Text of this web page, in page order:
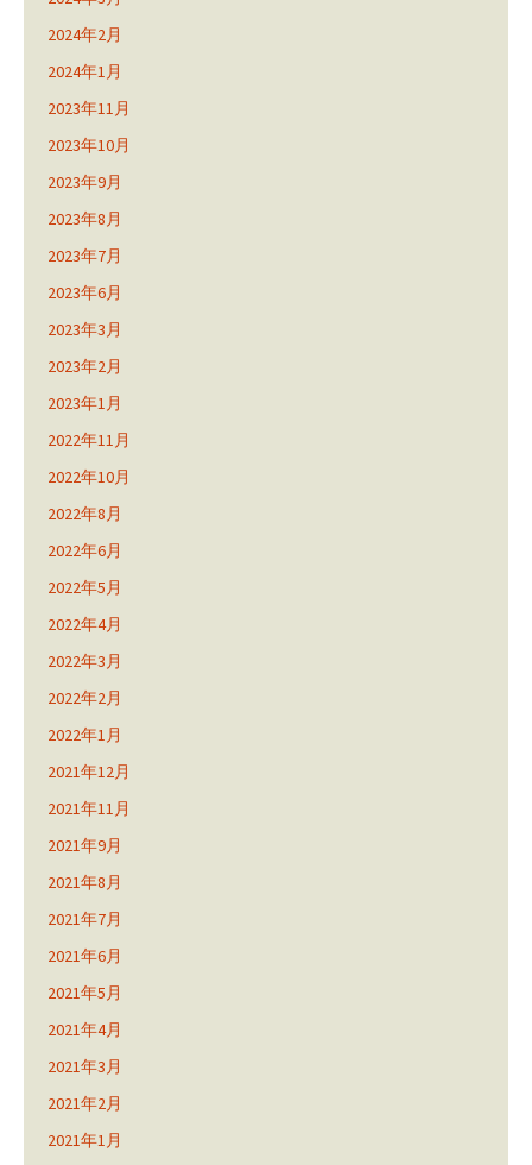
2024年2月
2024年1月
2023年11月
2023年10月
2023年9月
2023年8月
2023年7月
2023年6月
2023年3月
2023年2月
2023年1月
2022年11月
2022年10月
2022年8月
2022年6月
2022年5月
2022年4月
2022年3月
2022年2月
2022年1月
2021年12月
2021年11月
2021年9月
2021年8月
2021年7月
2021年6月
2021年5月
2021年4月
2021年3月
2021年2月
2021年1月